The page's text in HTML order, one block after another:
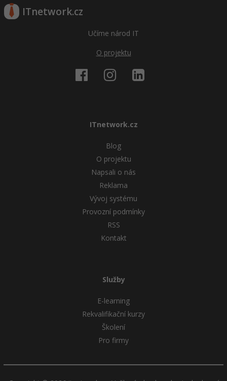
ITnetwork.cz
Učíme národ IT
O projektu
ITnetwork.cz
Blog
O projektu
Napsali o nás
Reklama
Vývoj systému
Provozní podmínky
RSS
Kontakt
Služby
E-learning
Rekvalifikační kurzy
Školení
Pro firmy